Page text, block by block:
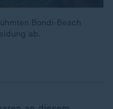
Bondi-Beach
ab.